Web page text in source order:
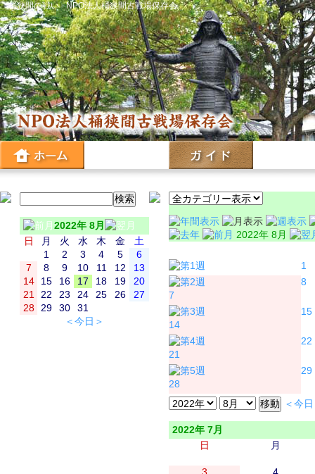
桶狭間の戦い - NPO法人桶狭間古戦場保存会
2022年 8月
日
月 火 水 木 金
土
1
2 3 4 5
6
7
8 9 10 11 12
13
14
15 16 17 18 19
20
21
22 23 24 25 26
27
28
29 30
31
＜今日＞
2022年 8月
1
7
8
14
15
21
22
28
29
＜今
2022年 7月
日
月